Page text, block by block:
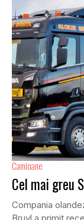
Camioane
Cel mai greu
Compania